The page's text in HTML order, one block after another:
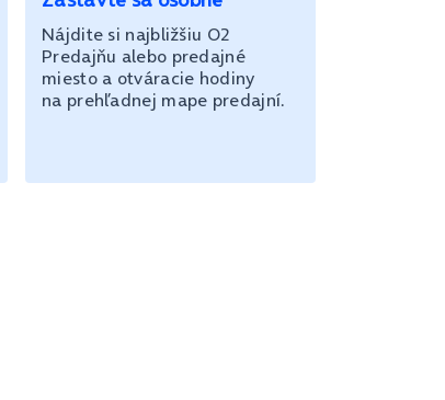
Nájdite si najbližšiu O2
Predajňu alebo predajné
miesto a otváracie hodiny
na prehľadnej mape predajní.